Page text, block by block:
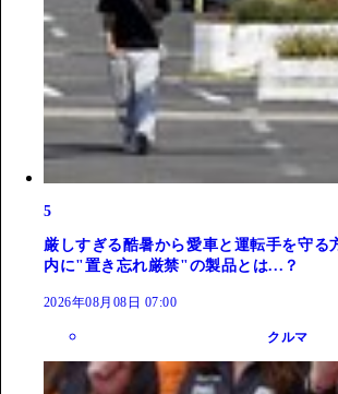
5
厳しすぎる酷暑から愛車と運転手を守
内に"置き忘れ厳禁"の製品とは...？
2026年08月08日 07:00
クルマ